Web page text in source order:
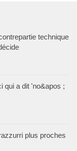
technique
qui a dit 'no&apos ;
plus proches